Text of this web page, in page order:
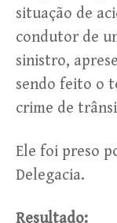
situação de
condutor de
sinistro,
sendo feito o
crime de
Ele foi preso
Delegacia.
Resultado: